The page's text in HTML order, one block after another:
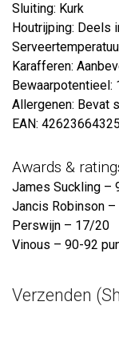
Sluiting: Kurk
Houtrijping: Deels
Karafferen:
Bewaarpotentieel:
Allergenen: Bevat
EAN:
Awards &
James Suckling –
Jancis Robinson
Perswijn – 17/20
Vinous – 90-92
Verzenden